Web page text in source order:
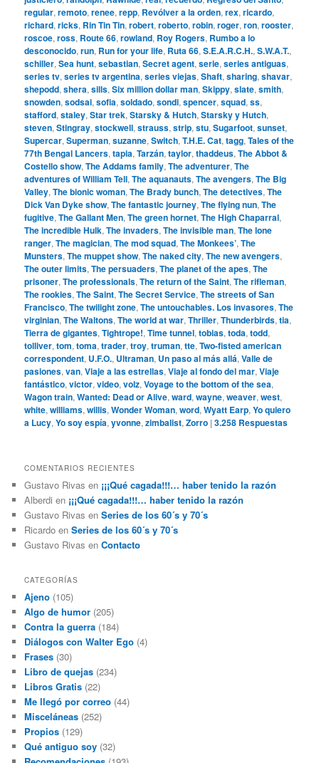
regular,remoto,renee,repp, Revólver a la orden,rex,ricardo,
richard,ricks, Rin Tin Tin,robert,roberto,robin,roger,ron,rooster,
roscoe,ross, Route 66,rowland, Roy Rogers, Rumbo a lo
desconocido,run, Run for your life, Ruta 66,S.E.A.R.C.H.,S.W.A.T.,
schiller,Sea hunt,sebastian,Secret agent,serie,series antiguas,
series tv,series tv argentina,series viejas,Shaft,sharing,shavar,
shepodd,shera,sills,Six million dollar man,Skippy,slate,smith,
snowden,sodsai,sofia,soldado,sondi,spencer,squad,ss,
stafford,staley,Star trek,Starsky & Hutch,Starsky y Hutch,
steven,Stingray,stockwell,strauss,strip,stu,Sugarfoot,sunset,
Supercar,Superman,suzanne,Switch,T.H.E. Cat,tagg,Tales of the
77th Bengal Lancers,tapia,Tarzán,taylor,thaddeus,The Abbot &
Costello show,The Addams family,The adventurer,The
adventures of William Tell,The aquanauts,The avengers,The Big
Valley,The bionic woman,The Brady bunch,The detectives,The
Dick Van Dyke show,The fantastic journey,The flying nun,The
fugitive,The Gallant Men,The green hornet,The High Chaparral,
The incredible Hulk,The invaders,The invisible man,The lone
ranger,The magician,The mod squad,The Monkees’,The
Munsters,The muppet show,The naked city,The new avengers,
The outer limits,The persuaders,The planet of the apes,The
prisoner,The professionals,The return of the Saint,The rifleman,
The rookies,The Saint,The Secret Service,The streets of San
Francisco,The twilight zone,The untouchables. Los invasores,The
virginian,The Waltons,The world at war,Thriller,Thunderbirds,tia,
Tierra de gigantes,Tightrope!,Time tunnel,tobias,toda,todd,
tolliver,tom,toma,trader,troy,truman,tte,Two-fisted american
correspondent, U.F.O., Ultraman, Un paso al más allá,Valle de
pasiones,van,Viaje a las estrellas,Viaje al fondo del mar,Viaje
fantástico,victor,video,volz,Voyage to the bottom of the sea,
Wagon train,Wanted: Dead or Alive,ward,wayne,weaver,west,
white,williams,willis,Wonder Woman,word,Wyatt Earp,Yo quiero
a Lucy,Yo soy espía,yvonne,zimbalist,Zorro |3.258 Respuestas
COMENTARIOS RECIENTES
Gustavo Rivas en ¡¡¡Qué cagada!!!… haber tenido la razón
Alberdi en ¡¡¡Qué cagada!!!… haber tenido la razón
Gustavo Rivas enSeries de los 60´s y 70´s
Ricardo enSeries de los 60´s y 70´s
Gustavo Rivas enContacto
CATEGORÍAS
Ajeno (105)
Algo de humor (205)
Contra la guerra (184)
Diálogos con Walter Ego (4)
Frases (30)
Libro de quejas (234)
Libros Gratis (22)
Me llegó por correo (44)
Misceláneas (252)
Propios (129)
Qué antiguo soy (32)